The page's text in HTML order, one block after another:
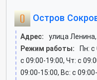
Остров
Адрес:
улица
Режим работы:
Пн: c
c 09:00-19:00, Чт: c
09:00-15:00, Вс: c